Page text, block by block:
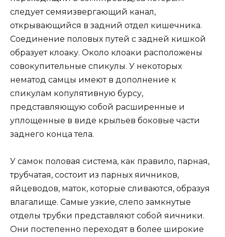
следует семяизвергающий канал,
открывающийся в задний отдел кишечника.
Соединение половых путей с задней кишкой
образует клоаку. Около клоаки расположены
совокупительные спикулы. У некоторых
нематод самцы имеют в дополнение к
спикулам копулятивную бурсу,
представляющую собой расширенные и
уплощенные в виде крыльев боковые части
заднего конца тела.
У самок половая система, как правило, парная,
трубчатая, состоит из парных яичников,
яйцеводов, маток, которые сливаются, образуя
влагалище. Самые узкие, слепо замкнутые
отделы трубки представляют собой яичники.
Они постепенно переходят в более широкие